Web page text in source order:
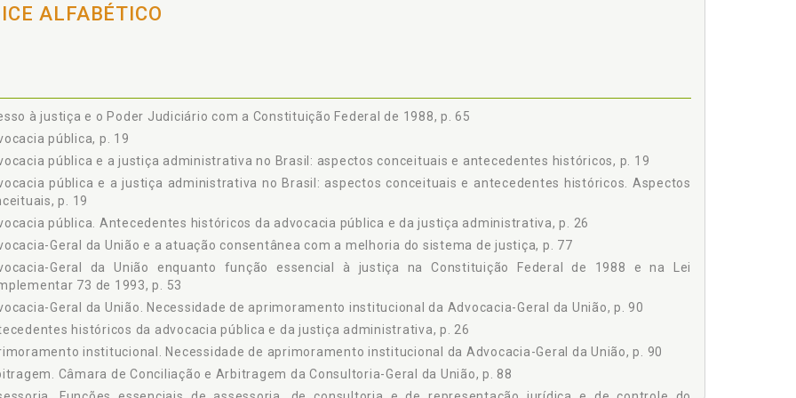
2 A ADVOCACIA-GERAL DA UNIÃO ENQUANTO FUNÇÃO ESSENCIAL À JUSTIÇA NA CONSTITUIÇÃO FEDERAL DE 1988 E
A INSTITUIÇÃO NA CONSTITUIÇÃO FEDERAL DE 1988 E NA LEI COMPLEMENTAR 73 DE 1993, p. 57
AS FUNÇÕES ESSENCIAIS DE ASSESSORIA, DE CONSULTORIA E DE REPRESENTAÇÃO JURÍDICA E DE CONTROLE DO
DA ATIVIDADE ADMINISTRATIVA, p. 61
3 UM RETRATO DA LITIGIOSIDADE E DA JUSTIÇA ADMINISTRATIVA NO BRASIL, p. 65
O ACESSO À JUSTIÇA E O PODER JUDICIÁRIO COM A CONSTITUIÇÃO FEDERAL DE 1988, p. 65
A LITIGIOSIDADE E O SISTEMA DE SOLUÇÃO DOS CONFLITOS EM FACE DO PODER PÚBLICO, p. 68
4 INICIATIVAS DE REDUÇÃO DA LITIGIOSIDADE DA ADVOCACIA-GERAL DA UNIÃO E OS REFLEXOS NO ÂMBITO DA
ADMINISTRATIVA, p. 77
A ADVOCACIA-GERAL DA UNIÃO E A ATUAÇÃO CONSENTÂNEA COM A MELHORIA DO SISTEMA DE JUSTIÇA, p. 77
INICIATIVAS DA INSTITUIÇÃO PARA MELHORIA DO SISTEMA DE JUSTIÇA E REDUÇÃO DA LITIGIOSIDADE EM FACE DO
PÚBLICO, p. 78
4.2.1 Reconhecimento do Pedido, Não Interposição de Recursos e Desistência de Recursos já Interpostos pela
Procuradoria-Geral da Fazenda Nacional, p. 78
4.2.2 Propositura e Realização de Acordos no Âmbito da Procuradoria-Geral Federal, p. 82
4.2.3 Centrais de Negociação da Procuradoria-Geral da União, p. 86
ALFABÉTICO
à justiça e o Poder Judiciário com a Constituição Federal de 1988, p. 65
pública, p. 19
pública e a justiça administrativa no Brasil: aspectos conceituais e antecedentes históricos, p. 19
pública e a justiça administrativa no Brasil: aspectos conceituais e antecedentes históricos. Aspectos
p. 19
pública. Antecedentes históricos da advocacia pública e da justiça administrativa, p. 26
Geral da União e a atuação consentânea com a melhoria do sistema de justiça, p. 77
Geral da União enquanto função essencial à justiça na Constituição Federal de 1988 e na Lei
73 de 1993, p. 53
Geral da União. Necessidade de aprimoramento institucional da Advocacia-Geral da União, p. 90
históricos da advocacia pública e da justiça administrativa, p. 26
institucional. Necessidade de aprimoramento institucional da Advocacia-Geral da União, p. 90
Câmara de Conciliação e Arbitragem da Consultoria-Geral da União, p. 88